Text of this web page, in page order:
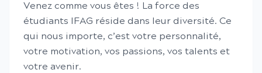
Venez comme vous êtes ! La force des
étudiants IFAG réside dans leur diversité. Ce
qui nous importe, c’est votre personnalité,
votre motivation, vos passions, vos talents et
votre avenir.